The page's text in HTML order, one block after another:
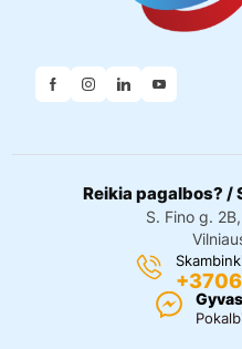
Reikia pagalbos? /
S. Fino g.